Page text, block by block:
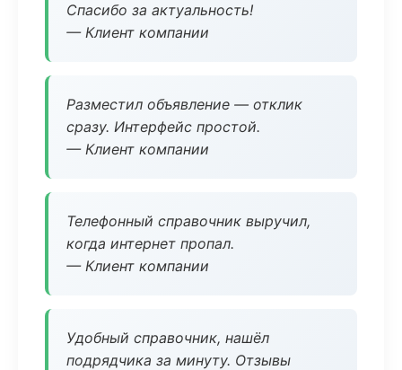
Спасибо за актуальность!
— Клиент компании
Разместил объявление — отклик
сразу. Интерфейс простой.
— Клиент компании
Телефонный справочник выручил,
когда интернет пропал.
— Клиент компании
Удобный справочник, нашёл
подрядчика за минуту. Отзывы